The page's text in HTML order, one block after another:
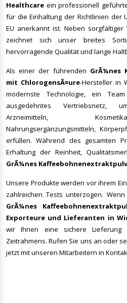
Healthcare ein professionell
für die Einhaltung der Richtlinien der
EU anerkannt ist. Neben
zeichnet sich unser breites
hervorragende Qualität und lange
Als einer der führenden GrÃ¼nes
mit ChlorogensÃ¤ure-Hersteller in
modernste Technologie, ein
ausgedehntes Vertriebsnetz,
Arzneimitteln,
Nahrungsergänzungsmitteln,
erfüllen. Während des gesamten
Erhaltung der Reinheit,
GrÃ¼nes
Unsere Produkte werden vor ihrem
zahlreichen Tests unterzogen.
GrÃ¼nes
Exporteure und Lieferanten in
wir Ihnen eine sichere Lieferung
Zeitrahmens. Rufen Sie uns an oder
jetzt mit unseren Mitarbeitern in